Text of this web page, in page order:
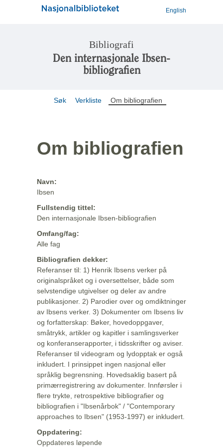
English
Bibliografi
Den internasjonale Ibsen-
bibliografien
Søk Verkliste Om bibliografien
Om bibliografien
Navn:
Ibsen
Fullstendig tittel:
Den internasjonale Ibsen-bibliografien
Omfang/fag:
Alle fag
Bibliografien dekker:
Referanser til: 1) Henrik Ibsens verker på
originalspråket og i oversettelser, både som
selvstendige utgivelser og deler av andre
publikasjoner. 2) Parodier over og omdiktninger
av Ibsens verker. 3) Dokumenter om Ibsens liv
og forfatterskap: Bøker, hovedoppgaver,
småtrykk, artikler og kapitler i samlingsverker
og konferanserapporter, i tidsskrifter og aviser.
Referanser til videogram og lydopptak er også
inkludert. I prinsippet ingen nasjonal eller
språklig begrensning. Hovedsaklig basert på
primærregistrering av dokumenter. Innførsler i
flere trykte, retrospektive bibliografier og
bibliografien i "Ibsenårbok" / "Contemporary
approaches to Ibsen" (1953-1997) er inkludert.
Oppdatering:
Oppdateres løpende